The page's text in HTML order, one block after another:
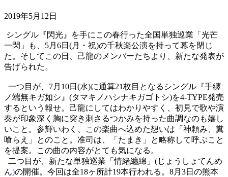
2019年5月12日
シングル『閃光』を手にこの春行った全国単独巡業「光芒
一閃」も、 5月 6日 (月・祝)の千秋楽公演を持って幕を閉じ
た。そしてこの日、己龍のメンバーたちより、新たな発表が
告げられた。
一つ目が、 7月 10日 (水)に通算21枚目となるシングル『手纏
ノ端無キガ如シ』 (タマキノハシナキガゴトシ)を4-TYPE発売
するという報せ。己龍にしてはわかりやすく、初見で歌や演
奏が印象深く胸に突き刺さるつかみを持った曲調なのも嬉し
いこと。参輝いわく、この楽曲へ込めた想いは「神頼み、糞
喰らえ」とのこと。准司は、「たまき」と略称して呼ぶこと
を提案。この曲の内容がとても気になる。
二つ目が、新たな単独巡業「情緒纏綿」 (じょ うしょてんめ
ん)の開催。今回は全18ヶ所計19本行われる。 8月 3日の熊本